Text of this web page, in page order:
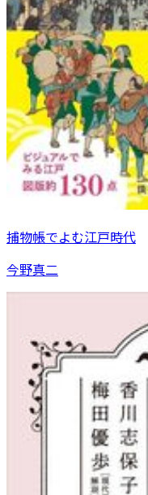
捕物帳でよむ江戸時代
今野真二